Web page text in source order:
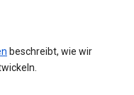
beschreibt, wie wir